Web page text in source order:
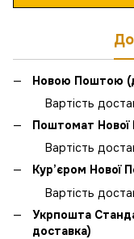
Новою Поштою
Вартість
Поштомат
Вартість
Кур’єром Нової
Вартість
Укрпошта
доставка)